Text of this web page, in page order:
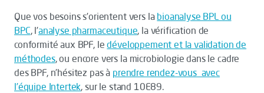
Que vos besoins s’orientent vers la bioanalyse BPL ou
BPC, l’analyse pharmaceutique, la vérification de
conformité aux BPF, ledéveloppement et la validation de
méthodes, ou encore vers la microbiologie dans le cadre
des BPF, n’hésitez pas à prendre rendez-vous avec
l’équipe Intertek, sur le stand 10E89.